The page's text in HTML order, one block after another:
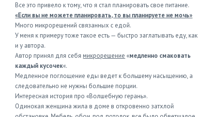
Все это привело к тому, что я стал планировать свое питание.
«Если вы не можете планировать, то вы планируете не мочь»
Много микрорешений связанных с едой.
У меня к примеру тоже такое есть — быстро заглатывать еду, как
и у автора.
Автор принял для себя микрорешение «медленно смаковать
каждый кусочек«.
Медленное поглощение еды ведет к большему насыщению, а
следовательно не нужны большие порции.
Интересная история про «Волшебную герань».
Одинокая женщина жила в доме в откровенно затхлой